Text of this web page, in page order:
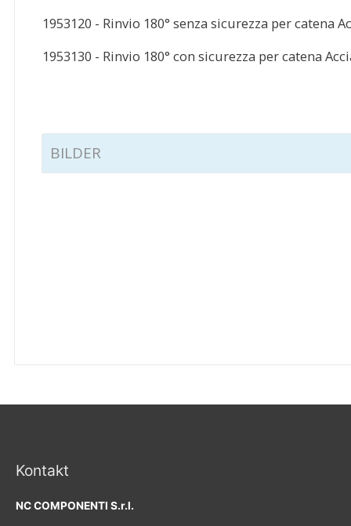
1953120 - Rinvio 180° senza sicurezza per catena
1953130 - Rinvio 180° con sicurezza per catena
BILDER
Kontakt
NC COMPONENTI S.r.l.